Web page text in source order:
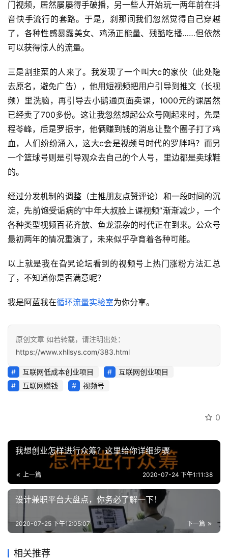
讯
开
眼
例
避
坑
指
营
科
创
业
源
会
区
登录 注册
门视频，居然屡屡得手破播，另一些人开始玩一两年前在抖
音快手流行的套路。于是，刹那间我们忽然觉得自己穿越
了，各种性感暴露美女、鸡汤正能量、残酷吃播……但依然
可以获得惊人的流量。
三是割韭菜的人来了。我发现了一个叫大c的家伙（此处隐
去原名，避免广告），他用短视频把用户引导到推文（长视
频）里洗脑，再引导去小鹅通页面卖课，1000元的课居然
已经卖了700多份。这让我忽然想起公众号刚起来时，先是
程苓峰，后是罗振宇，他俩赚到钱的消息让整个圈子打了鸡
血，人们纷纷涌入，这大c会是视频号时代的罗胖吗？而另
一个篮球号则是引导观众去自己的个人号，里边都是卖球鞋
的。
经过分发机制的调整（主推朋友点赞评论）和一段时间的沉
淀，先前饱受诟病的“中年大叔脸上课视频”渐渐减少，一个
各种类型视频百花齐放、鱼龙混杂的时代正在到来。公众号
最初两年的情况重演了，未来似乎孕育着各种可能。
以上就是我在旮旯论坛看到的视频号上热门涨粉方法汇总
了，不知道你是否满意呢？
我是阿蓝我在循环流量实验室为你分享。
原创文章 如若转载，请注明出处：
https://www.xhllsys.com/383.html
互联网低成本创业项目
互联网创业项目
互联网赚钱
视频号
0
我想创业怎样进行众筹？这里给你详细步骤
上一篇 2020-07-24 下午1:11:38
设计兼职平台大盘点，你务必了解一下！
下一篇
2020-07-25 下午12:05:07
相关推荐